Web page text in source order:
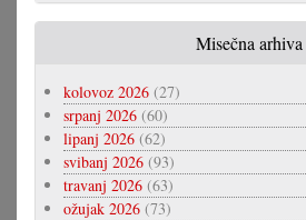
Misečna arhiva
kolovoz 2026 (27)
srpanj 2026 (60)
lipanj 2026 (62)
svibanj 2026 (93)
travanj 2026 (63)
ožujak 2026 (73)